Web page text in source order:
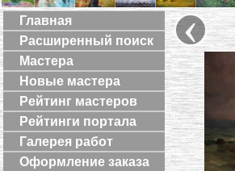
Главная
Расширенный поиск
Мастера
Новые мастера
Рейтинг мастеров
Рейтинги портала
Галерея работ
Оформление заказа
‹